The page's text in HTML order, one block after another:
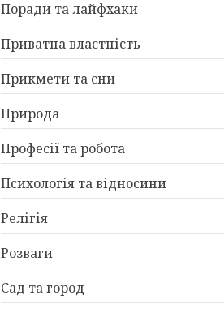
Поради та лайфхаки
Приватна властність
Прикмети та сни
Природа
Професії та робота
Психологія та відносини
Релігія
Розваги
Сад та город